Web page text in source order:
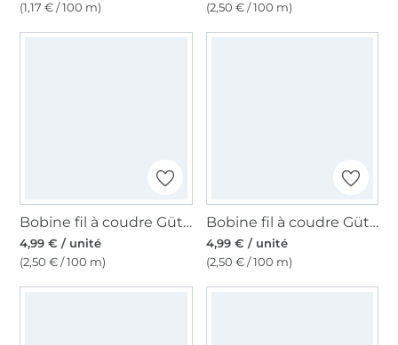
(1,17 € / 100 m)
(2,50 € / 100 m)
Bobine fil à coudre Gütermann 200m polyester, (904) bleu pétrole foncé
4,99 € / unité
(2,50 € / 100 m)
Bobine fil à coudre Gütermann 200m polyester, (662) vieux rose millennial
4,99 € / unité
(2,50 € / 100 m)